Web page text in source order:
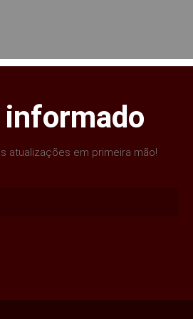
informado
atualizações em primeira mão!